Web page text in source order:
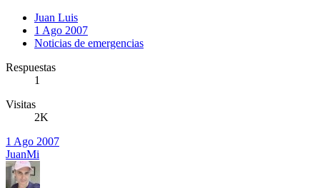
Juan Luis
1 Ago 2007
Noticias de emergencias
Respuestas
1
Visitas
2K
1 Ago 2007
JuanMi